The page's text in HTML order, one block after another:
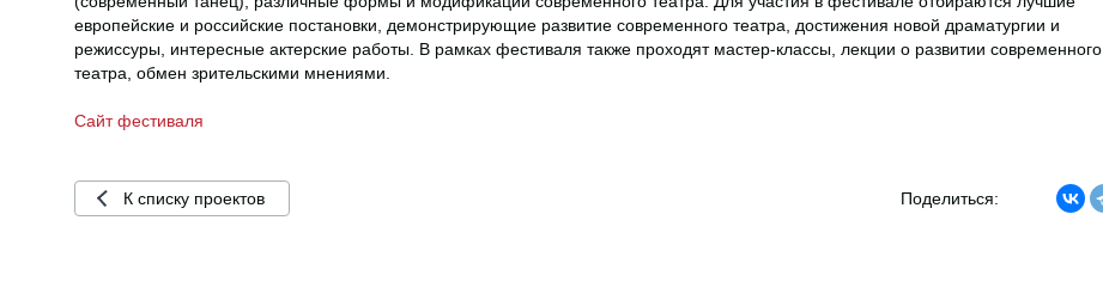
европейские и российские постановки, демонстрирующие развитие современного театра, достижения новой драматургии и
режиссуры, интересные актерские работы. В рамках фестиваля также проходят мастер-классы, лекции о развитии современного
театра, обмен зрительскими мнениями.
Сайт фестиваля
К списку проектов Поделиться: